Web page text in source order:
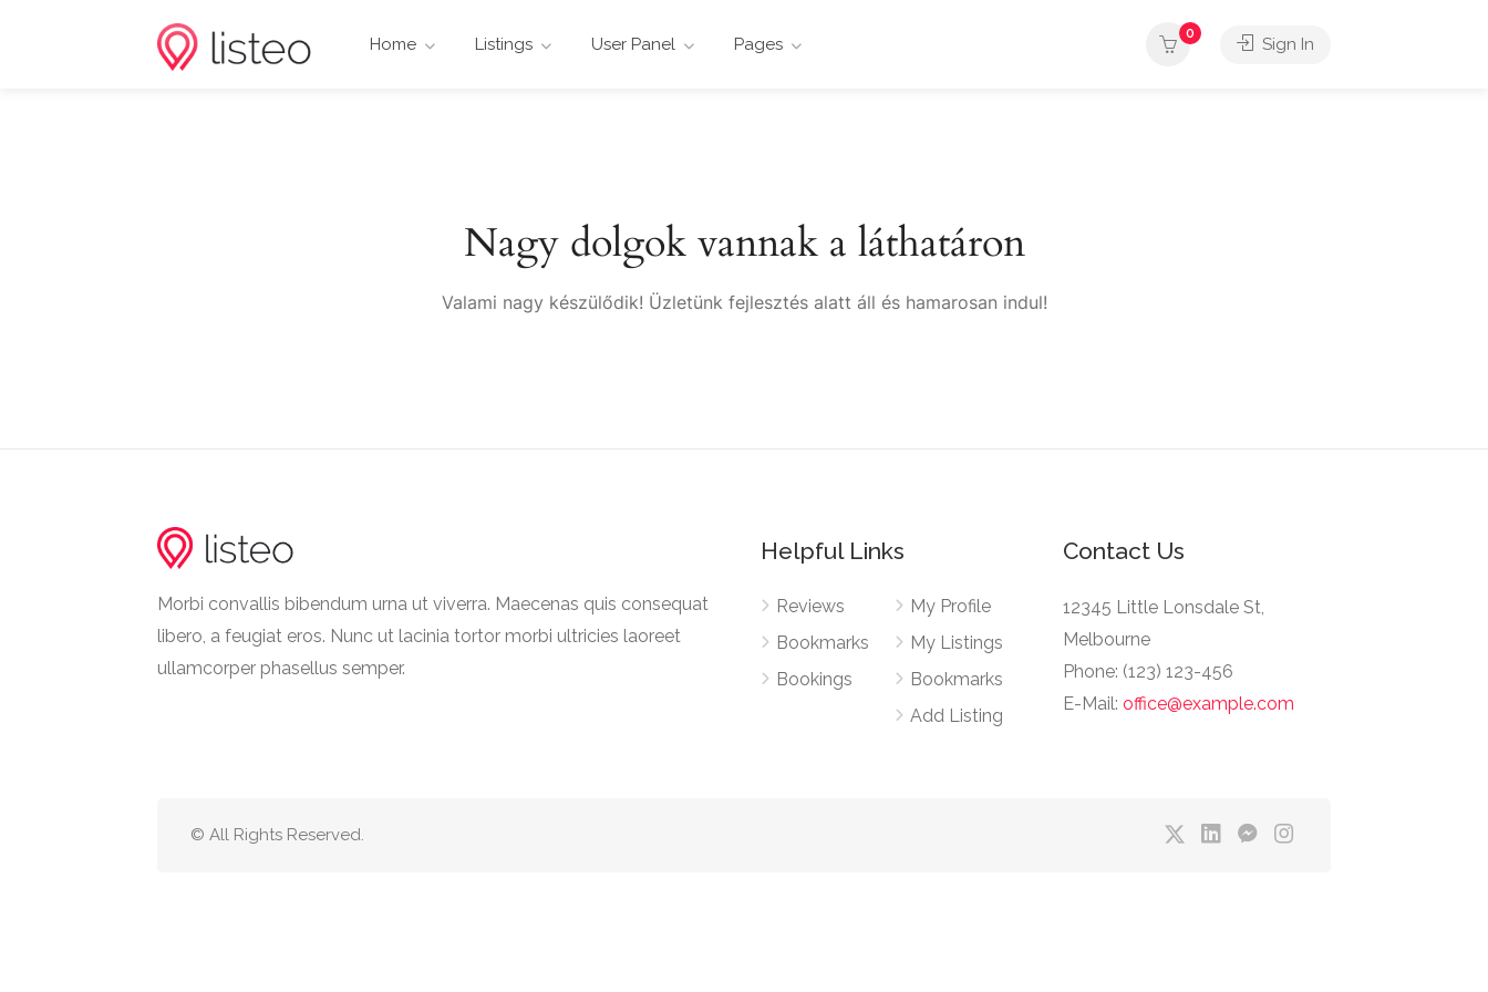
Home Listings User Panel Pages
0
Sign In
Nagy dolgok vannak a láthatáron
Valami nagy készülődik! Üzletünk fejlesztés alatt áll és hamarosan indul!
Morbi convallis bibendum urna ut viverra. Maecenas quis consequat
libero, a feugiat eros. Nunc ut lacinia tortor morbi ultricies laoreet
ullamcorper phasellus semper.
Helpful Links
Reviews
Bookmarks
Bookings
My Profile
My Listings
Bookmarks
Add Listing
Contact Us
12345 Little Lonsdale St,
Melbourne
Phone: (123) 123-456
E-Mail: office@example.com
© All Rights Reserved.